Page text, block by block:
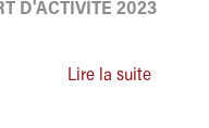
D'ACTIVITÉ 2023
Lire la suite